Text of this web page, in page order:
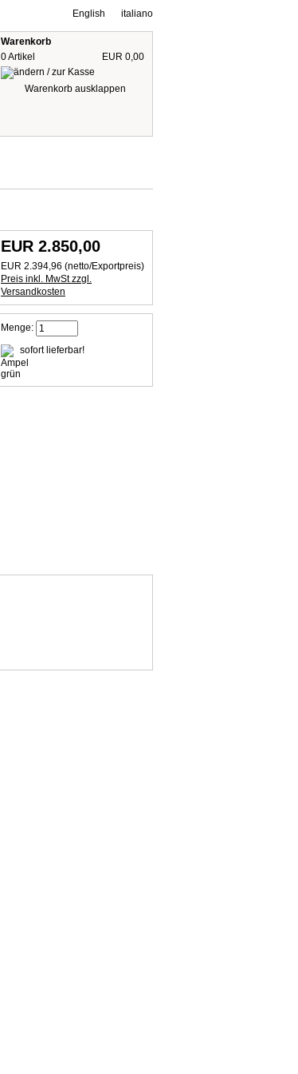
English italiano
Warenkorb
0 Artikel
EUR 0,00
Warenkorb ausklappen
EUR 2.850,00
EUR 2.394,96 (netto/Exportpreis)
Preis inkl. MwSt zzgl.
Versandkosten
Menge:
sofort lieferbar!